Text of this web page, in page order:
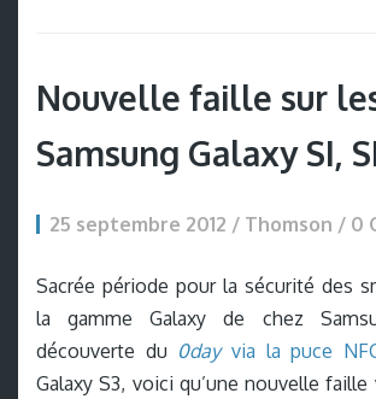
Nouvelle faille sur
Samsung Galaxy SI,
25 septembre 2012 / Thomson / 0
Sacrée période pour la sécurité des
la gamme Galaxy de chez
découverte du 0dayvia la puce
Galaxy S3, voici qu’une nouvelle